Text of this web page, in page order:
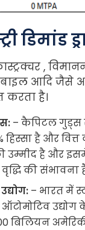
डिमांड
,
आदि जैसे
करता है।
– कैपिटल गुड्स
हिस्सा है और
उम्मीद है और
वृद्धि की संभावना
– भारत में
उद्योग
बिलियन